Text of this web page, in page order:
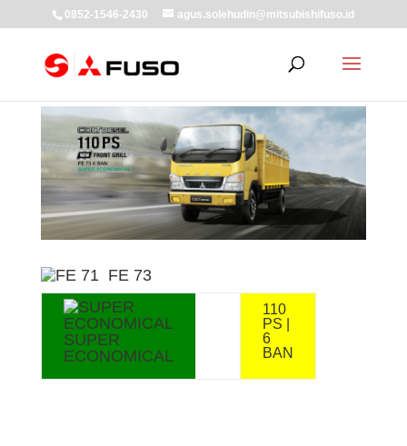
0852-1546-2430 agus.solehudin@mitsubishifuso.id
Facebook
Twitter
LinkedIn
WhatsApp
GmailPinterest
Share
FE 73
SUPER
ECONOMICAL
110
PS |
6
BAN